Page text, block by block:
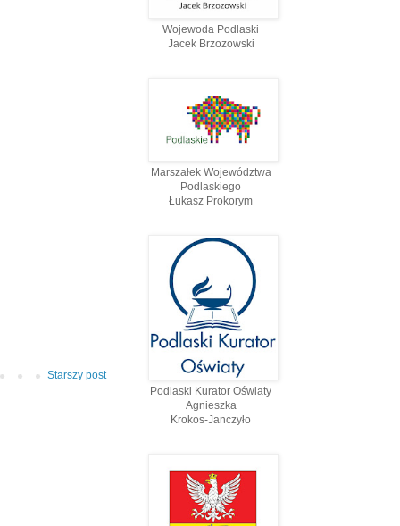
Starszy post
Wojewoda Podlaski
Jacek Brzozowski
Marszałek Województwa
Podlaskiego
Łukasz Prokorym
Podlaski Kurator Oświaty
Agnieszka
Krokos-Janczyło